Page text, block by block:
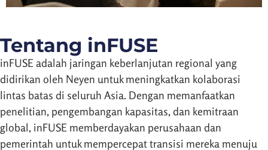
Tentang inFUSE
inFUSE adalah jaringan keberlanjutan regional yang
didirikan oleh Neyen untuk meningkatkan kolaborasi
lintas batas di seluruh Asia. Dengan memanfaatkan
penelitian, pengembangan kapasitas, dan kemitraan
global, inFUSE memberdayakan perusahaan dan
pemerintah untuk mempercepat transisi mereka menuju